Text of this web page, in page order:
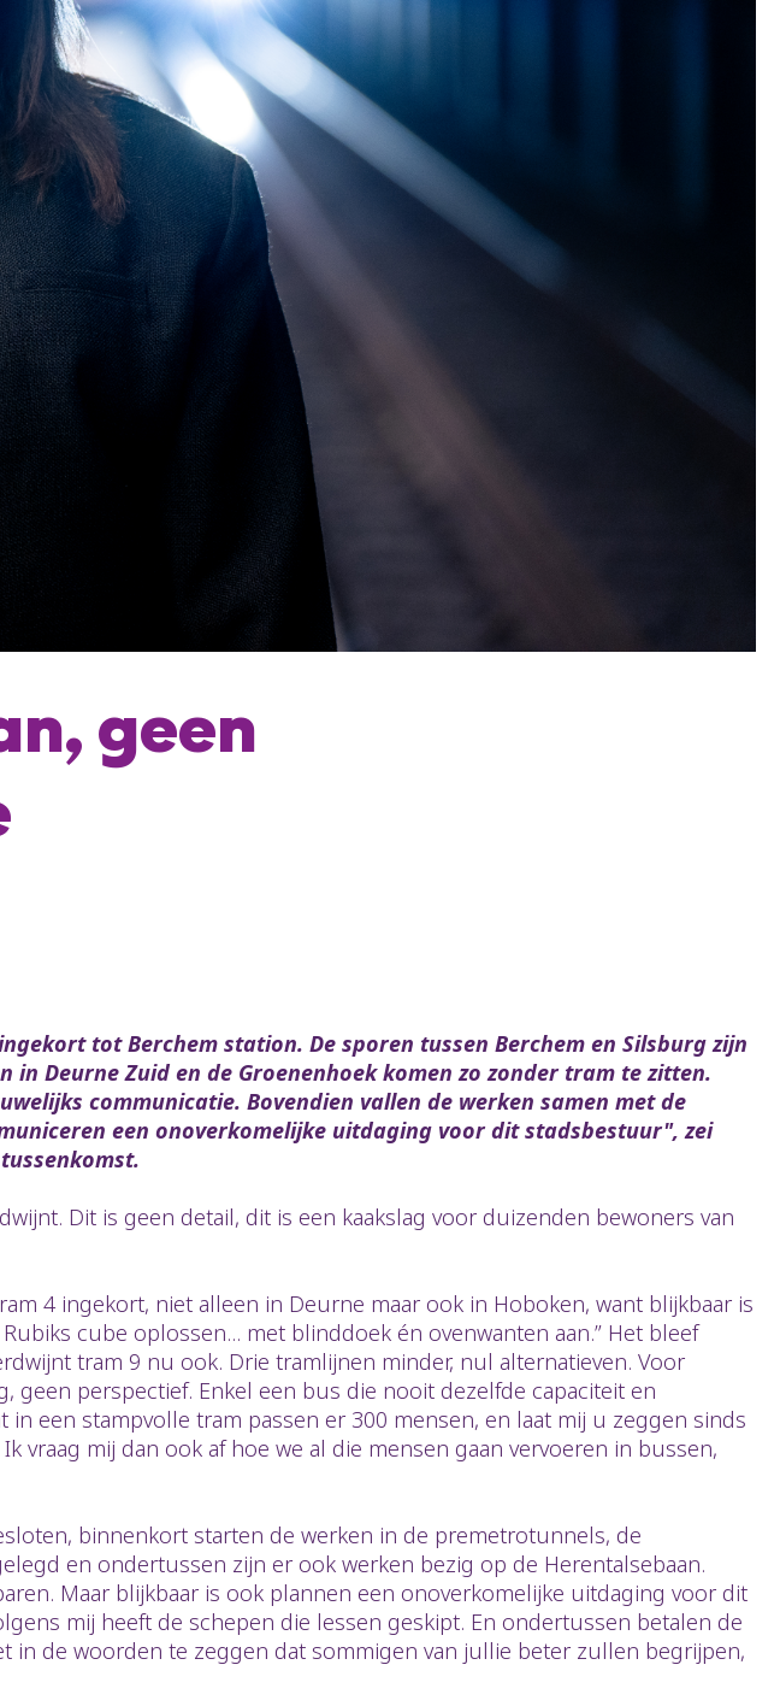
geen
tot Berchem station. De sporen tussen Berchem en Silsburg zijn
Deurne Zuid en de Groenenhoek komen zo zonder tram te zitten.
communicatie. Bovendien vallen de werken samen met de
een onoverkomelijke uitdaging voor dit stadsbestuur", zei
Dit is geen detail, dit is een kaakslag voor duizenden bewoners van
4 ingekort, niet alleen in Deurne maar ook in Hoboken, want blijkbaar is
cube oplossen... met blinddoek én ovenwanten aan.” Het bleef
tram 9 nu ook. Drie tramlijnen minder, nul alternatieven. Voor
perspectief. Enkel een bus die nooit dezelfde capaciteit en
een stampvolle tram passen er 300 mensen, en laat mij u zeggen sinds
vraag mij dan ook af hoe we al die mensen gaan vervoeren in bussen,
binnenkort starten de werken in de premetrotunnels, de
en ondertussen zijn er ook werken bezig op de Herentalsebaan.
Maar blijkbaar is ook plannen een onoverkomelijke uitdaging voor dit
mij heeft de schepen die lessen geskipt. En ondertussen betalen de
de woorden te zeggen dat sommigen van jullie beter zullen begrijpen,